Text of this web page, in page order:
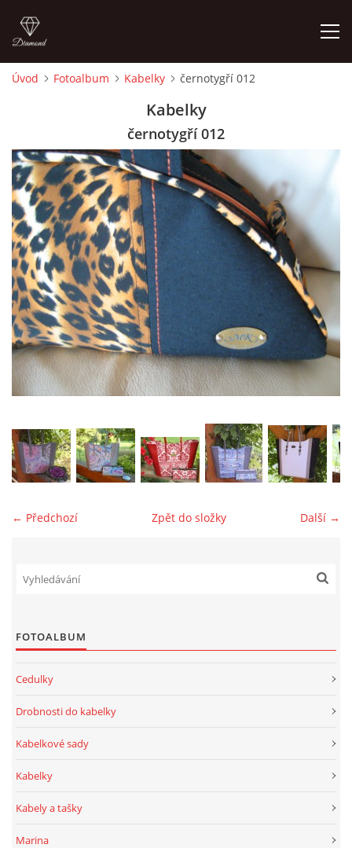
CEDULKY
MOJE POSLEDNÍ PRÁCE
jk-laguna@seznam.cz
© 2025 eStránky.cz
Úvod Fotoalbum Kabelky černotygří 012
Kabelky
černotygří 012
← Předchozí Další →
Zpět do složky
FOTOALBUM
Cedulky
Drobnosti do kabelky
Kabelkové sady
Kabelky
Kabely a tašky
Marina